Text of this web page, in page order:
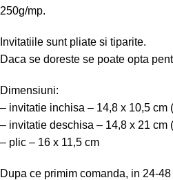
250g/mp.
Invitatiile sunt pliate si tiparite.
Daca se doreste se poate opta
Dimensiuni:
– invitatie inchisa – 14,8 x 10,5 cm
– invitatie deschisa – 14,8 x 21 cm
– plic – 16 x 11,5 cm
Dupa ce primim comanda, in 24-